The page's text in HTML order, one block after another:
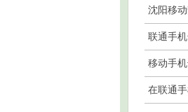
沈阳移
联通手
移动手
素
在联通